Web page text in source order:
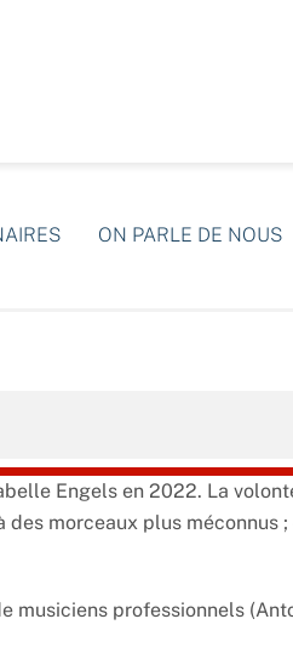
ON PARLE DE NOUS
Engels en 2022. La
morceaux plus méconnus ;
musiciens professionnels